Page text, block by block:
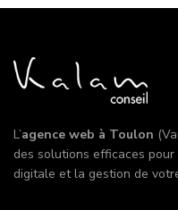
L’agence web à Toulon
des solutions efficaces
digitale et la gestion de